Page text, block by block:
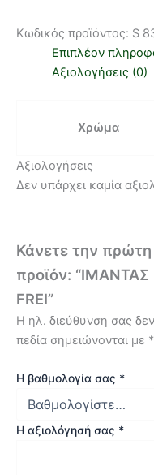
Κωδικός προϊόντος: S
Επιπλέον
Αξιολογήσεις (0)
Χρώμα
Αξιολογήσεις
Δεν υπάρχει καμία
Κάνετε την πρώτη
προϊόν:
FREI”
Η ηλ. διεύθυνση σας
πεδία σημειώνονται με *
Η βαθμολογία σας *
Η αξιολόγησή σας *